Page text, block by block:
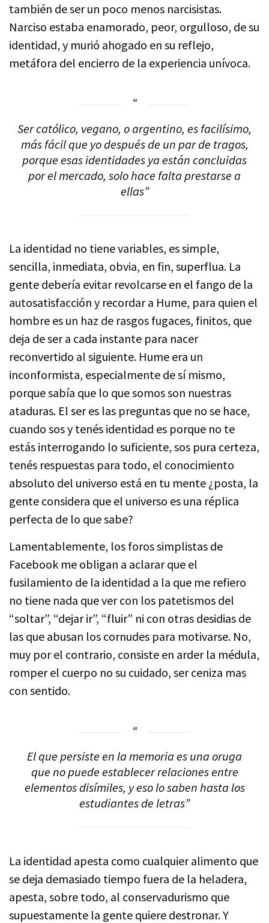
también de ser un poco menos narcisistas.
Narciso estaba enamorado, peor, orgulloso, de su
identidad, y murió ahogado en su reflejo,
metáfora del encierro de la experiencia unívoca.
Ser católico, vegano, o argentino, es facilísimo,
más fácil que yo después de un par de tragos,
porque esas identidades ya están concluidas
por el mercado, solo hace falta prestarse a
ellas”
La identidad no tiene variables, es simple,
sencilla, inmediata, obvia, en fin, superflua. La
gente debería evitar revolcarse en el fango de la
autosatisfacción y recordar a Hume, para quien el
hombre es un haz de rasgos fugaces, finitos, que
deja de ser a cada instante para nacer
reconvertido al siguiente. Hume era un
inconformista, especialmente de sí mismo,
porque sabía que lo que somos son nuestras
ataduras. El ser es las preguntas que no se hace,
cuando sos y tenés identidad es porque no te
estás interrogando lo suficiente, sos pura certeza,
tenés respuestas para todo, el conocimiento
absoluto del universo está en tu mente ¿posta, la
gente considera que el universo es una réplica
perfecta de lo que sabe?
Lamentablemente, los foros simplistas de
Facebook me obligan a aclarar que el
fusilamiento de la identidad a la que me refiero
no tiene nada que ver con los patetismos del
“soltar”, “dejar ir”, “fluir” ni con otras desidias de
las que abusan los cornudes para motivarse. No,
muy por el contrario, consiste en arder la médula,
romper el cuerpo no su cuidado, ser ceniza mas
con sentido.
El que persiste en la memoria es una oruga
que no puede establecer relaciones entre
elementos disímiles, y eso lo saben hasta los
estudiantes de letras”
La identidad apesta como cualquier alimento que
se deja demasiado tiempo fuera de la heladera,
apesta, sobre todo, al conservadurismo que
supuestamente la gente quiere destronar. Y